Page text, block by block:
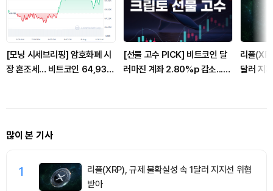
[모닝 시세브리핑] 암호화폐 시
장 혼조세… 비트코인 64,930
[선물 고수 PICK] 비트코인 달
러마진 계좌 2.80%p 감소...코
리플
달러 지
많이 본 기사
1
리플(XRP), 규제 불확실성 속 1달러 지지선 위협
받아